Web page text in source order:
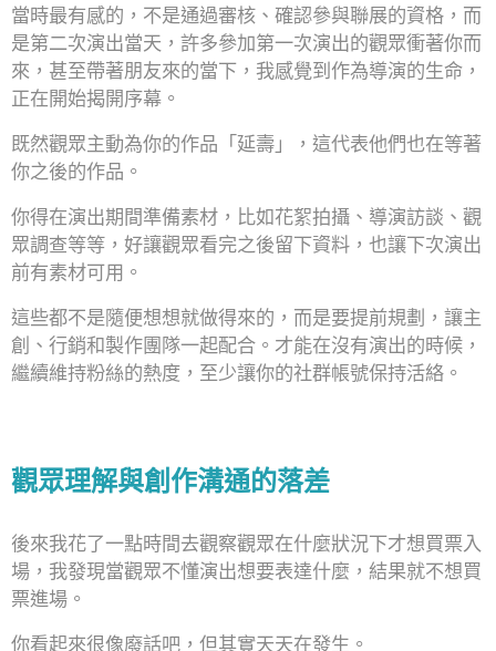
當時最有感的，不是通過審核、確認參與聯展的資格，而
是第二次演出當天，許多參加第一次演出的觀眾衝著你而
來，甚至帶著朋友來的當下，我感覺到作為導演的生命，
正在開始揭開序幕。
既然觀眾主動為你的作品「延壽」，這代表他們也在等著
你之後的作品。
你得在演出期間準備素材，比如花絮拍攝、導演訪談、觀
眾調查等等，好讓觀眾看完之後留下資料，也讓下次演出
前有素材可用。
這些都不是隨便想想就做得來的，而是要提前規劃，讓主
創、行銷和製作團隊一起配合。才能在沒有演出的時候，
繼續維持粉絲的熱度，至少讓你的社群帳號保持活絡。
觀眾理解與創作溝通的落差
後來我花了一點時間去觀察觀眾在什麼狀況下才想買票入
場，我發現當觀眾不懂演出想要表達什麼，結果就不想買
票進場。
你看起來很像廢話吧，但其實天天在發生。